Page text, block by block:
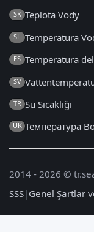
SK Teplota Vody
SL Temperatura
ES Temperatura
SV
TR Su Sıcaklığı
UK Температура
2014 - 2026 ©
SSS| Genel Şartlar